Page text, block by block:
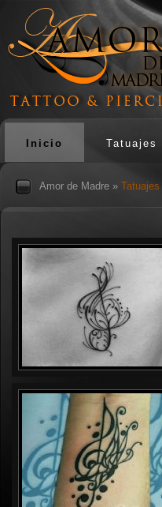
Inicio Tatuajes
Amor de Madre » Tatuajes